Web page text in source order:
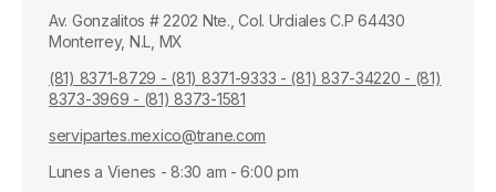
Av. Gonzalitos # 2202 Nte., Col. Urdiales C.P 64430
Monterrey, N.L, MX
(81) 8371-8729 - (81) 8371-9333 - (81) 837-34220 - (81)
8373-3969 - (81) 8373-1581
servipartes.mexico@trane.com
Lunes a Vienes - 8:30 am - 6:00 pm